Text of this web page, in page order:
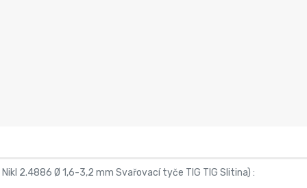
2.4886 Ø 1,6-3,2 mm Svařovací tyče TIG TIG Slitina) :